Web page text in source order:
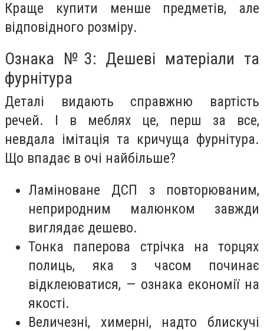
Краще купити менше предметів, але
відповідного розміру.
Ознака №3: Дешеві матеріали та
фурнітура
Деталі видають справжню вартість
речей. І в меблях це, перш за все,
невдала імітація та кричуща фурнітура.
Що впадає в очі найбільше?
Ламіноване ДСП з повторюваним,
неприродним малюнком завжди
виглядає дешево.
Тонка паперова стрічка на торцях
полиць, яка з часом починає
відклеюватися, — ознака економії на
якості.
Величезні, химерні, надто блискучі